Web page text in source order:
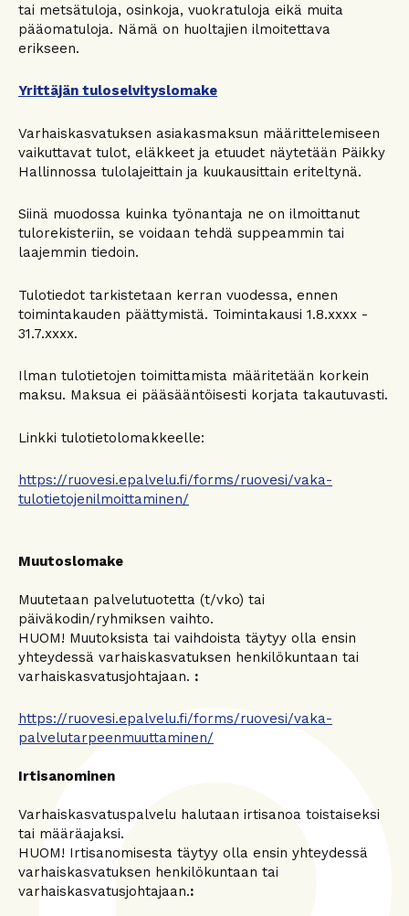
tai metsätuloja, osinkoja, vuokratuloja eikä muita
pääomatuloja. Nämä on huoltajien ilmoitettava
erikseen.
Yrittäjän tuloselvityslomake
Varhaiskasvatuksen asiakasmaksun määrittelemiseen
vaikuttavat tulot, eläkkeet ja etuudet näytetään Päikky
Hallinnossa tulolajeittain ja kuukausittain eriteltynä.
Siinä muodossa kuinka työnantaja ne on ilmoittanut
tulorekisteriin, se voidaan tehdä suppeammin tai
laajemmin tiedoin.
Tulotiedot tarkistetaan kerran vuodessa, ennen
toimintakauden päättymistä. Toimintakausi 1.8.xxxx -
31.7.xxxx.
Ilman tulotietojen toimittamista määritetään korkein
maksu. Maksua ei pääsääntöisesti korjata takautuvasti.
Linkki tulotietolomakkeelle:
https://ruovesi.epalvelu.fi/forms/ruovesi/vaka-
tulotietojenilmoittaminen/
Muutoslomake
Muutetaan palvelutuotetta (t/vko) tai
päiväkodin/ryhmiksen vaihto.
HUOM! Muutoksista tai vaihdoista täytyy olla ensin
yhteydessä varhaiskasvatuksen henkilökuntaan tai
varhaiskasvatusjohtajaan. :
https://ruovesi.epalvelu.fi/forms/ruovesi/vaka-
palvelutarpeenmuuttaminen/
Irtisanominen
Varhaiskasvatuspalvelu halutaan irtisanoa toistaiseksi
tai määräajaksi.
HUOM! Irtisanomisesta täytyy olla ensin yhteydessä
varhaiskasvatuksen henkilökuntaan tai
varhaiskasvatusjohtajaan.: